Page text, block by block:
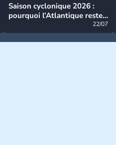
Saison cyclonique 2026 :
pourquoi l’Atlantique reste
22/07